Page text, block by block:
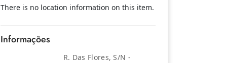
There is no location information on this item.
Informações
R. Das Flores, S/N -